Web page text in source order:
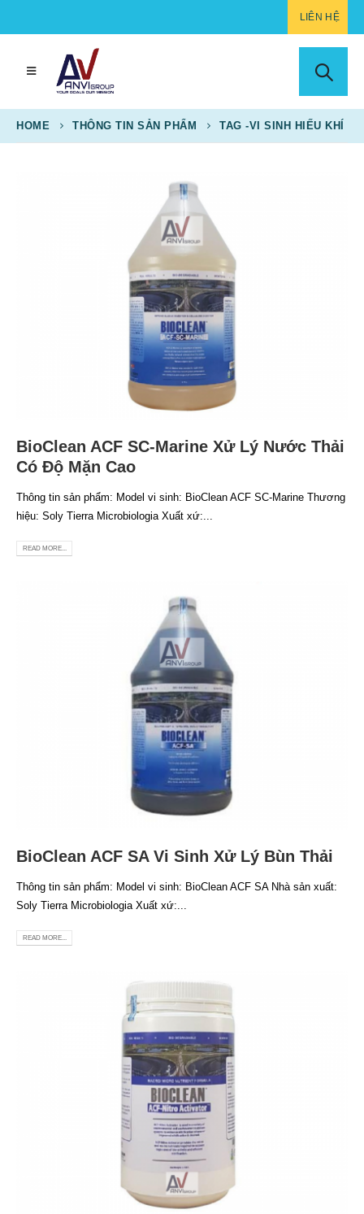
LIÊN HỆ
HOME THÔNG TIN SẢN PHẨM TAG -VI SINH HIẾU KHÍ
BioClean ACF SC-Marine Xử Lý Nước Thải
Có Độ Mặn Cao
Thông tin sản phẩm: Model vi sinh: BioClean ACF SC-Marine Thương
hiệu: Soly Tierra Microbiologia Xuất xứ:...
READ MORE...
BioClean ACF SA Vi Sinh Xử Lý Bùn Thải
Thông tin sản phẩm: Model vi sinh: BioClean ACF SA Nhà sản xuất:
Soly Tierra Microbiologia Xuất xứ:...
READ MORE...